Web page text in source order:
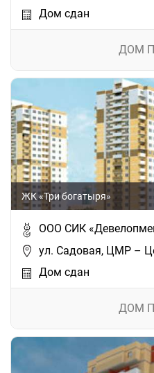
Дом сдан
ДОМ
ЖК «Три богатыря»
ООО СИК
ул. Садовая, ЦМР –
Дом сдан
ДОМ